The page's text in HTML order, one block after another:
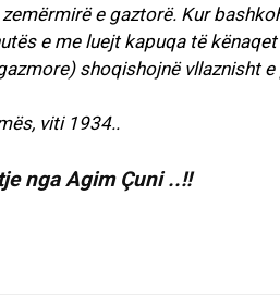
e gaztorë. Kur
e me luejt kapuqa të
shoqishojnë vllaznisht e
viti 1934..
nga Agim Çuni ..!!